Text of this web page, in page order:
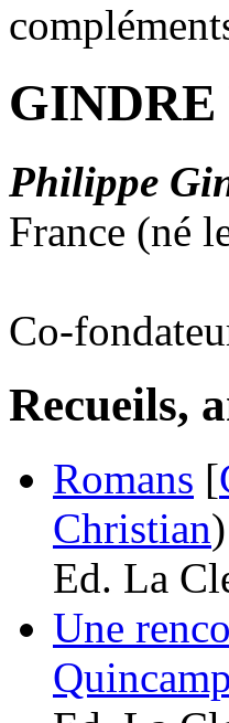
GINDRE
Philippe
France (né
Co-
Recueils,
Romans [
Christian)
Ed. La
Une